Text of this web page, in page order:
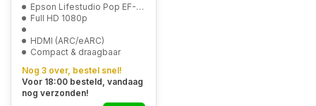
Epson Lifestudio Pop EF-61G
Full HD 1080p
HDMI (ARC/eARC)
Compact & draagbaar
Nog 3 over, bestel snel!
Voor 18:00 besteld, vandaag
nog verzonden!